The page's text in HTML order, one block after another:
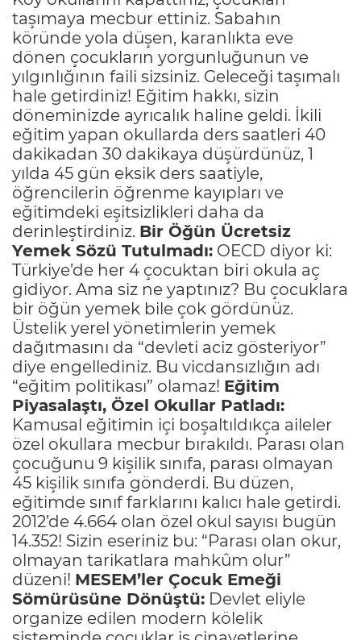
taşımaya mecbur ettiniz. Sabahın
köründe yola düşen, karanlıkta eve
dönen çocukların yorgunluğunun ve
yılgınlığının faili sizsiniz. Geleceği taşımalı
hale getirdiniz! Eğitim hakkı, sizin
döneminizde ayrıcalık haline geldi. İkili
eğitim yapan okullarda ders saatleri 40
dakikadan 30 dakikaya düşürdünüz, 1
yılda 45 gün eksik ders saatiyle,
öğrencilerin öğrenme kayıpları ve
eğitimdeki eşitsizlikleri daha da
derinleştirdiniz. Bir Öğün Ücretsiz
Yemek Sözü Tutulmadı: OECD diyor ki:
Türkiye’de her 4 çocuktan biri okula aç
gidiyor. Ama siz ne yaptınız? Bu çocuklara
bir öğün yemek bile çok gördünüz.
Üstelik yerel yönetimlerin yemek
dağıtmasını da “devleti aciz gösteriyor”
diye engellediniz. Bu vicdansızlığın adı
“eğitim politikası” olamaz! Eğitim
Piyasalaştı, Özel Okullar Patladı:
Kamusal eğitimin içi boşaltıldıkça aileler
özel okullara mecbur bırakıldı. Parası olan
çocuğunu 9 kişilik sınıfa, parası olmayan
45 kişilik sınıfa gönderdi. Bu düzen,
eğitimde sınıf farklarını kalıcı hale getirdi.
2012’de 4.664 olan özel okul sayısı bugün
14.352! Sizin eseriniz bu: “Parası olan okur,
olmayan tarikatlara mahkûm olur”
düzeni! MESEM’ler Çocuk Emeği
Sömürüsüne Dönüştü: Devlet eliyle
organize edilen modern kölelik